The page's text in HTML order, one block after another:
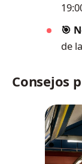
🎯
de
Consejos